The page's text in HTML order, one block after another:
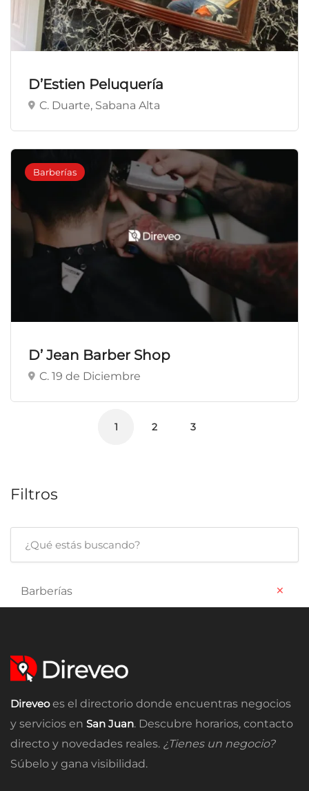
D’Estien Peluquería
C. Duarte, Sabana Alta
Barberías
D’ Jean Barber Shop
C. 19 de Diciembre
1 2 3
Filtros
Barberías ×
Direveoes el directorio donde encuentras negocios
y servicios en San Juan. Descubre horarios, contacto
directo y novedades reales. ¿Tienes un negocio?
Súbelo y gana visibilidad.